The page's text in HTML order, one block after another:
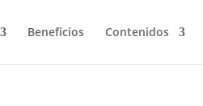
Beneficios Contenidos